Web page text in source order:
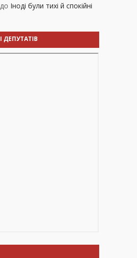
до Іноді були тихі й спокійні